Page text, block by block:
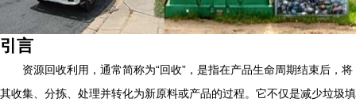
引言
资源回收利用，通常简称为“回收”，是指在产品生命周期结束后，将
其收集、分拣、处理并转化为新原料或产品的过程。它不仅是减少垃圾填